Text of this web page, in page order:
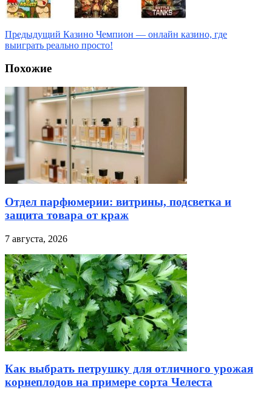
Предыдущий Казино Чемпион — онлайн казино, где
выиграть реально просто!
Похожие
Отдел парфюмерии: витрины, подсветка и
защита товара от краж
7 августа, 2026
Как выбрать петрушку для отличного урожая
корнеплодов на примере сорта Челеста